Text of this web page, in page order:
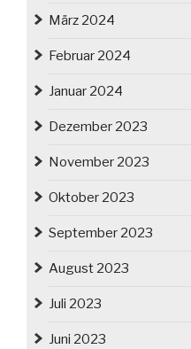
März 2024
Februar 2024
Januar 2024
Dezember 2023
November 2023
Oktober 2023
September 2023
August 2023
Juli 2023
Juni 2023